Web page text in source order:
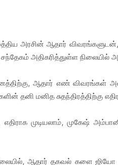
அரசின் ஆதார்
சந்தேகம் அதிகரித்துள்ள
ஆதார் எண் விவரங்கள்
தனி மனித சுதந்திரத்திற்கு
எதிராக முடியலாம், முகேஷ்
ஆதார் தகவல் களை ஜியோ